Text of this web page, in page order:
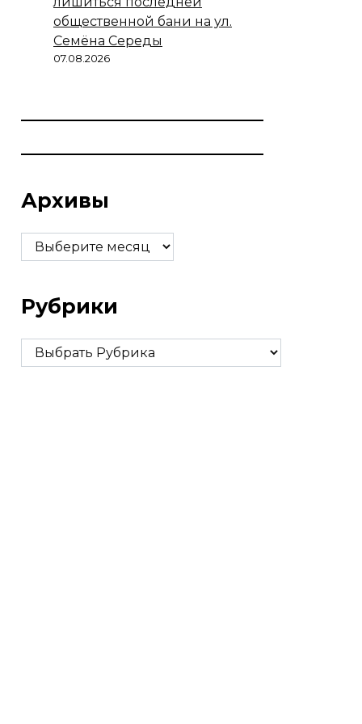
общественной бани на ул.
Семёна Середы
07.08.2026
Архивы
Архивы
Рубрики
Рубрики